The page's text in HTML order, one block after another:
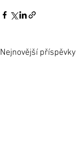
Nejnovější příspěvky